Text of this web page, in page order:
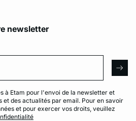
newsletter
à Etam pour l'envoi de la newsletter et
et des actualités par email. Pour en savoir
et pour exercer vos droits, veuillez